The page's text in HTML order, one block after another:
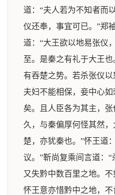
道：“夫人若为不知者而
仪还奉，事宜可已。”郑
道：“大王欲以地易张仪
至。是秦之有礼于大王也
有吞楚之势。若杀张仪
夫妇不能相保，妾中心
矣。且人臣各为其主，
久，与秦偏厚何怪其然
楚，亦犹秦也。”怀王道
议。”靳尚复乘间言道：
又失黔中数百里之地。
怀王意亦惜黔中之地，不